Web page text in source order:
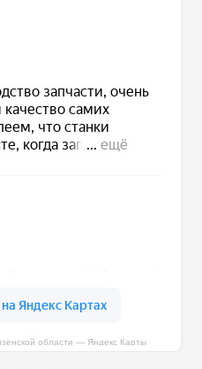
области — Яндекс Карты